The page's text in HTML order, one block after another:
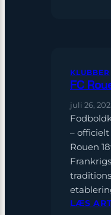
KLUBBER
FC
juli 26,
–
Rouen
LÆS